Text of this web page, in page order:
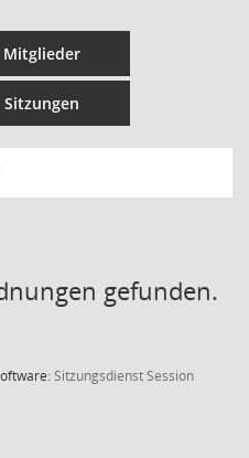
Mitglieder
Sitzungen
gefunden.
SitzungsdienstSession(Wird in